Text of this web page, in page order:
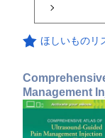
ほしいものリ
Management